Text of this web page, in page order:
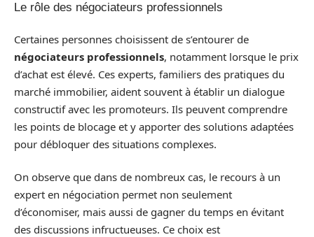
Le rôle des négociateurs professionnels
Certaines personnes choisissent de s’entourer de
négociateurs professionnels, notamment lorsque le prix
d’achat est élevé. Ces experts, familiers des pratiques du
marché immobilier, aident souvent à établir un dialogue
constructif avec les promoteurs. Ils peuvent comprendre
les points de blocage et y apporter des solutions adaptées
pour débloquer des situations complexes.
On observe que dans de nombreux cas, le recours à un
expert en négociation permet non seulement
d’économiser, mais aussi de gagner du temps en évitant
des discussions infructueuses. Ce choix est